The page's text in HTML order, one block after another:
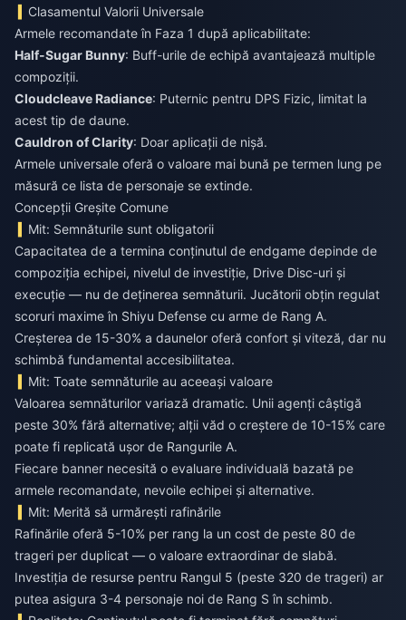
Clasamentul Valorii Universale
Armele recomandate în Faza 1 după aplicabilitate:
Half-Sugar Bunny: Buff-urile de echipă avantajează multiple
compoziții.
Cloudcleave Radiance: Puternic pentru DPS Fizic, limitat la
acest tip de daune.
Cauldron of Clarity: Doar aplicații de nișă.
Armele universale oferă o valoare mai bună pe termen lung pe
măsură ce lista de personaje se extinde.
Concepții Greșite Comune
Mit: Semnăturile sunt obligatorii
Capacitatea de a termina conținutul de endgame depinde de
compoziția echipei, nivelul de investiție, Drive Disc-uri și
execuție — nu de deținerea semnăturii. Jucătorii obțin regulat
scoruri maxime în Shiyu Defense cu arme de Rang A.
Creșterea de 15-30% a daunelor oferă confort și viteză, dar nu
schimbă fundamental accesibilitatea.
Mit: Toate semnăturile au aceeași valoare
Valoarea semnăturilor variază dramatic. Unii agenți câștigă
peste 30% fără alternative; alții văd o creștere de 10-15% care
poate fi replicată ușor de Rangurile A.
Fiecare banner necesită o evaluare individuală bazată pe
armele recomandate, nevoile echipei și alternative.
Mit: Merită să urmărești rafinările
Rafinările oferă 5-10% per rang la un cost de peste 80 de
trageri per duplicat — o valoare extraordinar de slabă.
Investiția de resurse pentru Rangul 5 (peste 320 de trageri) ar
putea asigura 3-4 personaje noi de Rang S în schimb.